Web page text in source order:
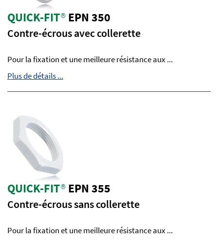
QUICK-FIT®EPN 350
Contre-écrous avec collerette
Pour la fixation et une meilleure résistance aux ...
Plus de détails ...
QUICK-FIT®EPN 355
Contre-écrous sans collerette
Pour la fixation et une meilleure résistance aux ...